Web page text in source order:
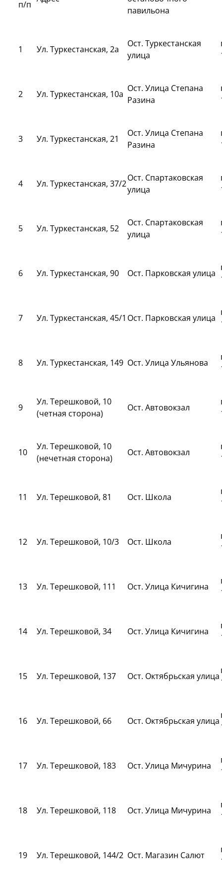
п/п
павильона
1 Ул. Туркестанская, 2а
Ост. Туркестанская
улица
2 Ул. Туркестанская, 10а
Ост. Улица Степана
Разина
3 Ул. Туркестанская, 21
Ост. Улица Степана
Разина
4 Ул. Туркестанская, 37/2
Ост. Спартаковская
улица
5 Ул. Туркестанская, 52
Ост. Спартаковская
улица
6 Ул. Туркестанская, 90 Ост. Парковская улица
7 Ул. Туркестанская, 45/1 Ост. Парковская улица
8 Ул. Туркестанская, 149 Ост. Улица Ульянова
9
Ул. Терешковой, 10
(четная сторона)
Ост. Автовокзал
10
Ул. Терешковой, 10
(нечетная сторона)
Ост. Автовокзал
11 Ул. Терешковой, 81 Ост. Школа
12 Ул. Терешковой, 10/3 Ост. Школа
13 Ул. Терешковой, 111 Ост. Улица Кичигина
14 Ул. Терешковой, 34 Ост. Улица Кичигина
15 Ул. Терешковой, 137 Ост. Октябрьская улица
16 Ул. Терешковой, 66 Ост. Октябрьская улица
17 Ул. Терешковой, 183 Ост. Улица Мичурина
18 Ул. Терешковой, 118 Ост. Улица Мичурина
19 Ул. Терешковой, 144/2 Ост. Магазин Салют